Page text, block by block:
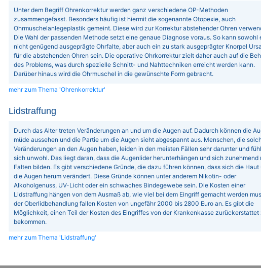
Unter dem Begriff Ohrenkorrektur werden ganz verschiedene OP-Methoden
zusammengefasst. Besonders häufig ist hiermit die sogenannte Otopexie, auch
Ohrmuschelanlegeplastik gemeint. Diese wird zur Korrektur abstehender Ohren
Die Wahl der passenden Methode setzt eine genaue Diagnose voraus. So kann sowohl
nicht genügend ausgeprägte Ohrfalte, aber auch ein zu stark ausgeprägter Knorpel
für die abstehenden Ohren sein. Die operative Ohrkorrektur zielt daher auch auf die
des Problems, was durch spezielle Schnitt- und Nahttechniken erreicht werden kann.
Darüber hinaus wird die Ohrmuschel in die gewünschte Form gebracht.
mehr zum Thema 'Ohrenkorrektur'
Lidstraffung
Durch das Alter treten Veränderungen an und um die Augen auf. Dadurch können die
müde aussehen und die Partie um die Augen sieht abgespannt aus. Menschen, die
Veränderungen an den Augen haben, leiden in den meisten Fällen sehr darunter und
sich unwohl. Das liegt daran, dass die Augenlider herunterhängen und sich zunehmend
Falten bilden. Es gibt verschiedene Gründe, die dazu führen können, dass sich die Haut
die Augen herum verändert. Diese Gründe können unter anderem Nikotin- oder
Alkoholgenuss, UV-Licht oder ein schwaches Bindegewebe sein. Die Kosten einer
Lidstraffung hängen von dem Ausmaß ab, wie viel bei dem Eingriff gemacht werden
der Oberlidbehandlung fallen Kosten von ungefähr 2000 bis 2800 Euro an. Es gibt die
Möglichkeit, einen Teil der Kosten des Eingriffes von der Krankenkasse zurückerstattet
bekommen.
mehr zum Thema 'Lidstraffung'